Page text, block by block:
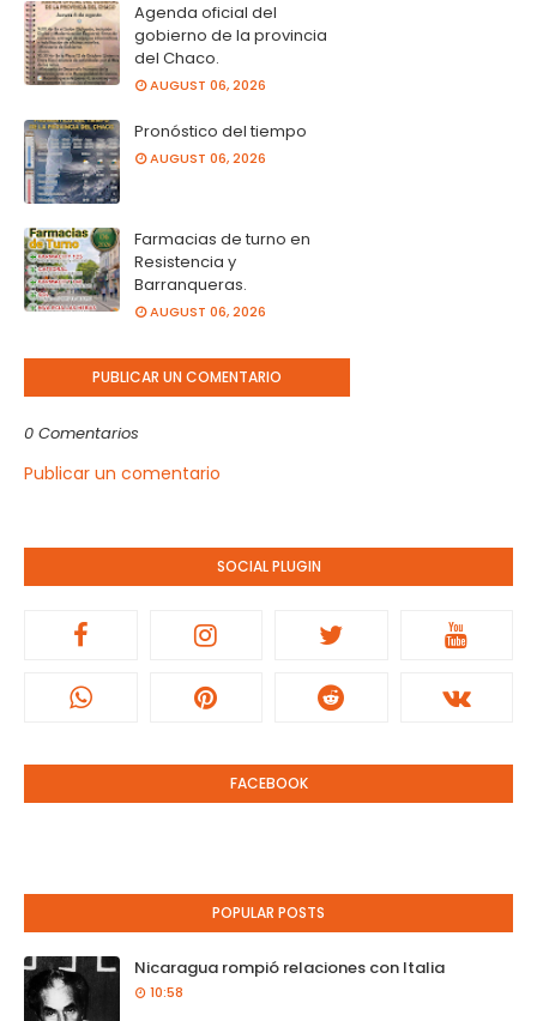
Agenda oficial del
gobierno de la provincia
del Chaco.
AUGUST 06, 2026
Pronóstico del tiempo
AUGUST 06, 2026
Farmacias de turno en
Resistencia y
Barranqueras.
AUGUST 06, 2026
PUBLICAR UN COMENTARIO
0 Comentarios
Publicar un comentario
SOCIAL PLUGIN
FACEBOOK
POPULAR POSTS
Nicaragua rompió relaciones con Italia
10:58